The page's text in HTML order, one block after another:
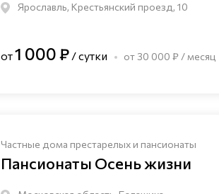
Ярославль, Крестьянский проезд, 10
от1 000 ₽ / сутки от 30 000 ₽ / месяц
Частные дома престарелых и пансионаты
Пансионаты Осень жизни